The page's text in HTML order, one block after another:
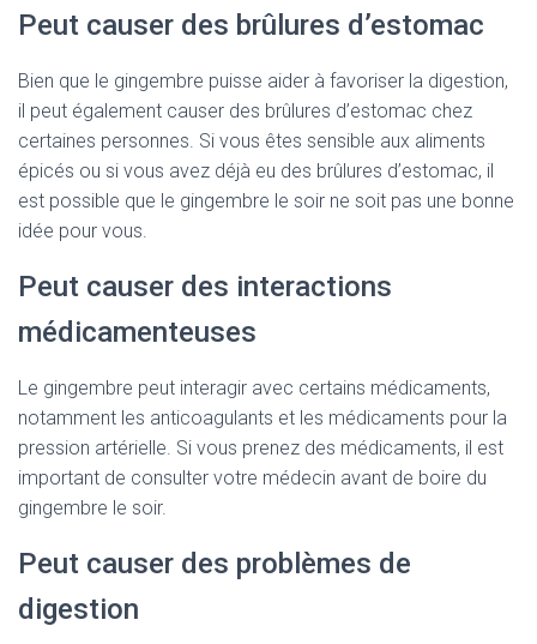
Peut causer des brûlures d’estomac
Bien que le gingembre puisse aider à favoriser la digestion,
il peut également causer des brûlures d’estomac chez
certaines personnes. Si vous êtes sensible aux aliments
épicés ou si vous avez déjà eu des brûlures d’estomac, il
est possible que le gingembre le soir ne soit pas une bonne
idée pour vous.
Peut causer des interactions
médicamenteuses
Le gingembre peut interagir avec certains médicaments,
notamment les anticoagulants et les médicaments pour la
pression artérielle. Si vous prenez des médicaments, il est
important de consulter votre médecin avant de boire du
gingembre le soir.
Peut causer des problèmes de
digestion